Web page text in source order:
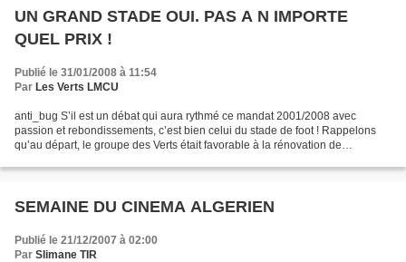
UN GRAND STADE OUI. PAS A N IMPORTE
QUEL PRIX !
Publié le 31/01/2008 à 11:54
Par Les Verts LMCU
anti_bug S’il est un débat qui aura rythmé ce mandat 2001/2008 avec
passion et rebondissements, c’est bien celui du stade de foot ! Rappelons
qu’au départ, le groupe des Verts était favorable à la rénovation de
SEMAINE DU CINEMA ALGERIEN
Publié le 21/12/2007 à 02:00
Par Slimane TIR